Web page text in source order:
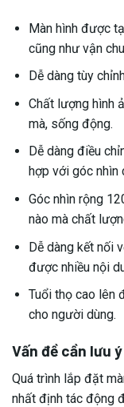
Màn hình được
cũng như vận
Dễ dàng tùy
Chất lượng hình
mà, sống động.
Dễ dàng điều
hợp với góc nhìn
Góc nhìn rộng
nào mà chất
Dễ dàng kết nối
được nhiều nội
Tuổi thọ cao lên
cho người dùng.
Vấn đề cần lưu
Quá trình lắp đặt
nhất định tác động